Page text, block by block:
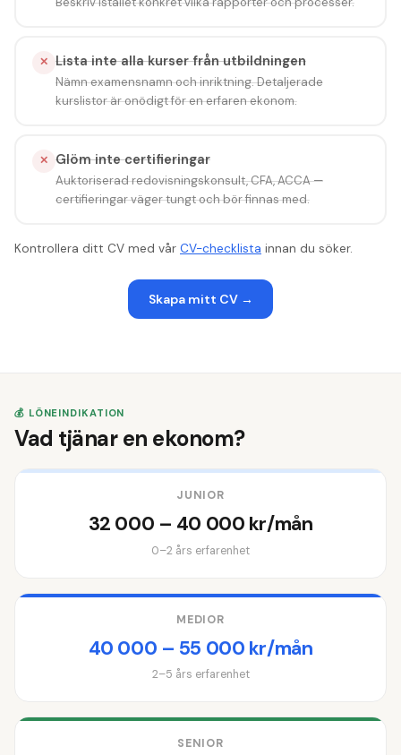
✕ Lista inte alla kurser från utbildningen
Nämn examensnamn och inriktning. Detaljerade
kurslistor är onödigt för en erfaren ekonom.
✕ Glöm inte certifieringar
Auktoriserad redovisningskonsult, CFA, ACCA —
certifieringar väger tungt och bör finnas med.
Kontrollera ditt CV med vår CV-checklista innan du söker.
Skapa mitt CV →
💰 LÖNEINDIKATION
Vad tjänar en ekonom?
JUNIOR
32 000 – 40 000 kr/mån
0–2 års erfarenhet
MEDIOR
40 000 – 55 000 kr/mån
2–5 års erfarenhet
SENIOR